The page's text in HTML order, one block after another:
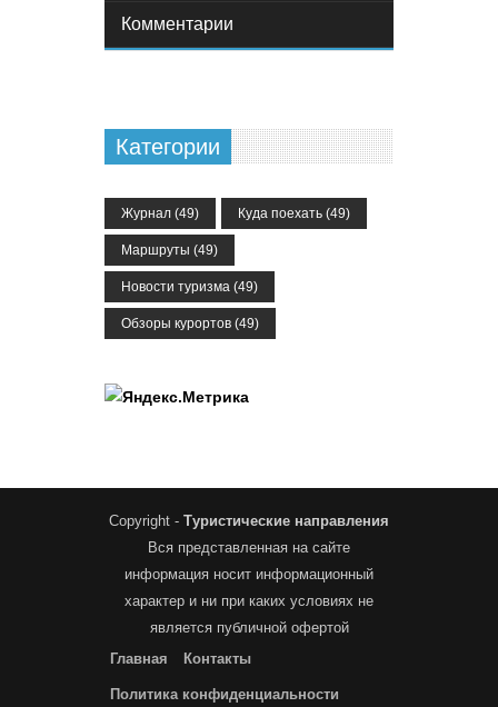
Комментарии
Категории
Журнал (49) Куда поехать (49)
Маршруты (49)
Новости туризма (49)
Обзоры курортов (49)
Copyright - Туристические направления
Вся представленная на сайте
информация носит информационный
характер и ни при каких условиях не
является публичной офертой
Главная
Контакты
Политика конфиденциальности